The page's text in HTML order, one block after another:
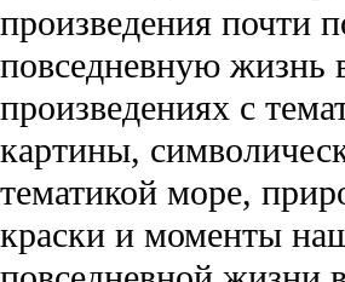
произведения почти
повседневную жизнь
произведениях с
картины,
тематикой море,
краски и моменты